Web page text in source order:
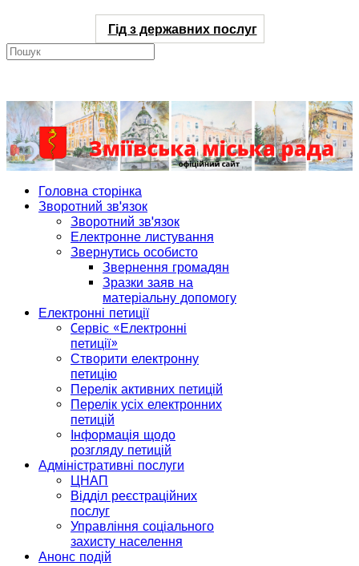
Гід з державних послуг
Головна сторінка
Зворотний зв'язок
Зворотний зв'язок
Електронне листування
Звернутись особисто
Звернення громадян
Зразки заяв на
матеріальну допомогу
Електронні петиції
Cервіс «Електронні
петиції»
Створити електронну
петицію
Перелік активних петицій
Перелік усіх електронних
петицій
Інформація щодо
розгляду петицій
Адміністративні послуги
ЦНАП
Відділ реєстраційних
послуг
Управління соціального
захисту населення
Анонс подій